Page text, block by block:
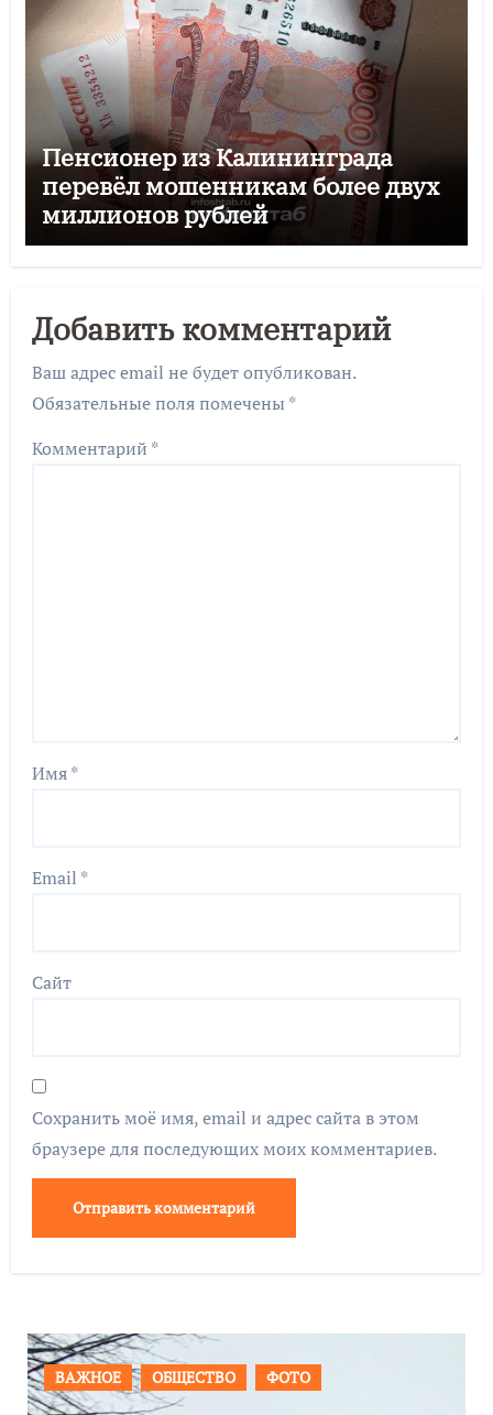
Пенсионер из Калининграда
перевёл мошенникам более двух
миллионов рублей
Добавить комментарий
Ваш адрес email не будет опубликован.
Обязательные поля помечены *
Комментарий *
Имя*
Email *
Сайт
Сохранить моё имя, email и адрес сайта в этом
браузере для последующих моих комментариев.
ПРОИСШЕСТВИЯ ФОТО